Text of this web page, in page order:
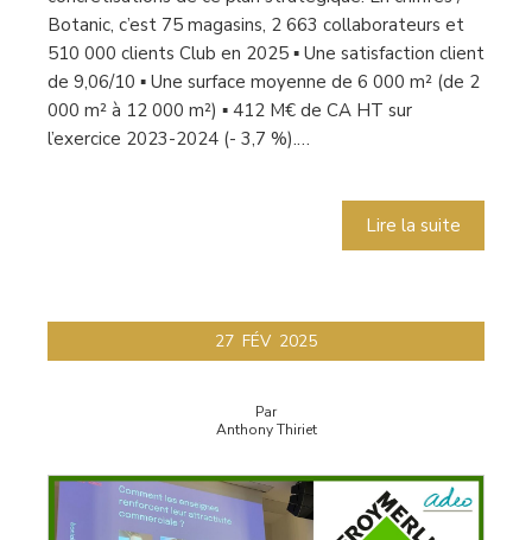
Botanic, c’est 75 magasins, 2 663 collaborateurs et
510 000 clients Club en 2025 ▪ Une satisfaction client
de 9,06/10 ▪ Une surface moyenne de 6 000 m² (de 2
000 m² à 12 000 m²) ▪ 412 M€ de CA HT sur
l’exercice 2023-2024 (- 3,7 %).…
Lire la suite
27 FÉV 2025
Par
Anthony Thiriet